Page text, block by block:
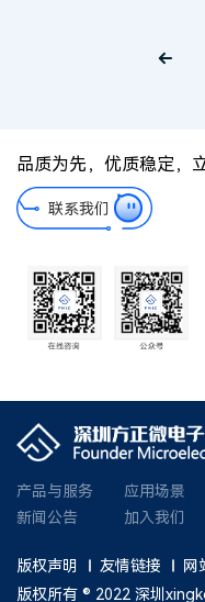
品质为先，优质稳定，
联系我们
产品与服务 应用场景
新闻公告
加入我们
版权声明 友情链接
网
版权所有 ® 2022 深圳